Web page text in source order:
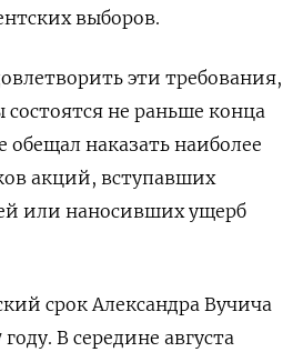
выборов.
эти требования,
не раньше конца
обещал наказать наиболее
акций, вступавших
или наносивших ущерб
срок Александра Вучича
В середине августа